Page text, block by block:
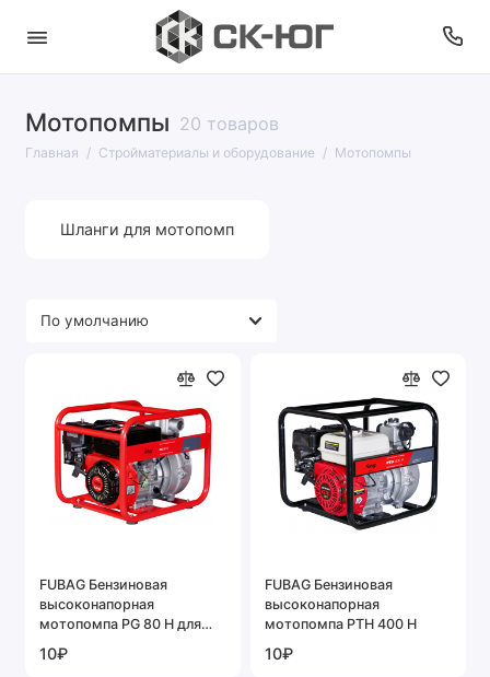
Мотопомпы 20 товаров
Главная Стройматериалы и оборудование Мотопомпы
Шланги для мотопомп
FUBAG Бензиновая
высоконапорная
мотопомпа PG 80 H для
10₽
FUBAG Бензиновая
высоконапорная
мотопомпа PTH 400 H
10₽